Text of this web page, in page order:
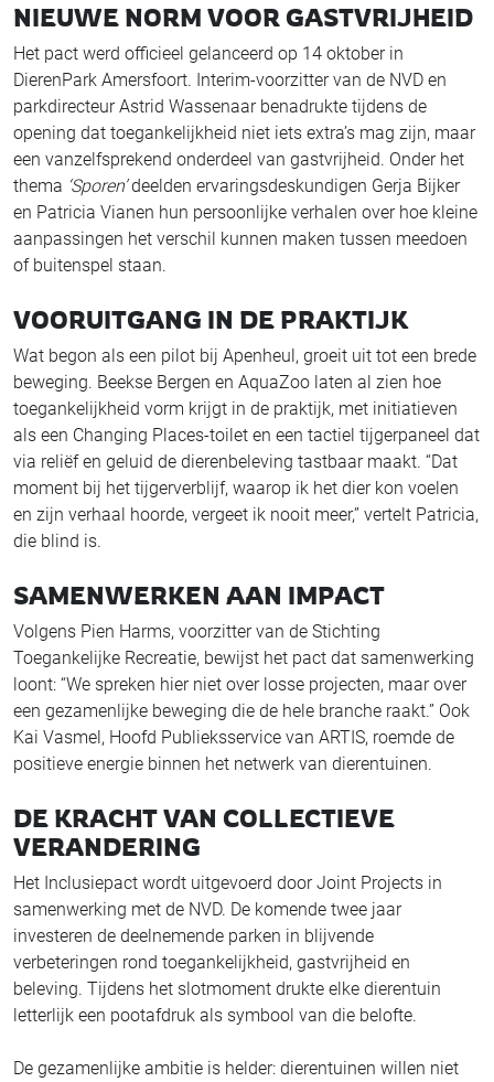
NIEUWE NORM VOOR GASTVRIJHEID
Het pact werd officieel gelanceerd op 14 oktober in
DierenPark Amersfoort. Interim-voorzitter van de NVD en
parkdirecteur Astrid Wassenaar benadrukte tijdens de
opening dat toegankelijkheid niet iets extra’s mag zijn, maar
een vanzelfsprekend onderdeel van gastvrijheid. Onder het
thema ‘Sporen’deelden ervaringsdeskundigen Gerja Bijker
en Patricia Vianen hun persoonlijke verhalen over hoe kleine
aanpassingen het verschil kunnen maken tussen meedoen
of buitenspel staan.
VOORUITGANG IN DE PRAKTIJK
Wat begon als een pilot bij Apenheul, groeit uit tot een brede
beweging. Beekse Bergen en AquaZoo laten al zien hoe
toegankelijkheid vorm krijgt in de praktijk, met initiatieven
als een Changing Places-toilet en een tactiel tijgerpaneel dat
via reliëf en geluid de dierenbeleving tastbaar maakt. “Dat
moment bij het tijgerverblijf, waarop ik het dier kon voelen
en zijn verhaal hoorde, vergeet ik nooit meer,” vertelt Patricia,
die blind is.
SAMENWERKEN AAN IMPACT
Volgens Pien Harms, voorzitter van de Stichting
Toegankelijke Recreatie, bewijst het pact dat samenwerking
loont: “We spreken hier niet over losse projecten, maar over
een gezamenlijke beweging die de hele branche raakt.” Ook
Kai Vasmel, Hoofd Publieksservice van ARTIS, roemde de
positieve energie binnen het netwerk van dierentuinen.
DE KRACHT VAN COLLECTIEVE
VERANDERING
Het Inclusiepact wordt uitgevoerd door Joint Projects in
samenwerking met de NVD. De komende twee jaar
investeren de deelnemende parken in blijvende
verbeteringen rond toegankelijkheid, gastvrijheid en
beleving. Tijdens het slotmoment drukte elke dierentuin
letterlijk een pootafdruk als symbool van die belofte.
De gezamenlijke ambitie is helder: dierentuinen willen niet